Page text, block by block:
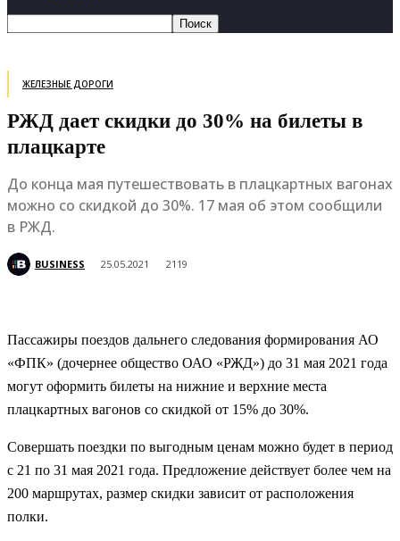
ЖЕЛЕЗНЫЕ ДОРОГИ
РЖД дает скидки до 30% на билеты в
плацкарте
До конца мая путешествовать в плацкартных вагонах
можно со скидкой до 30%. 17 мая об этом сообщили
в РЖД.
BUSINESS 25.05.2021 2119
Пассажиры поездов дальнего следования формирования АО
«ФПК» (дочернее общество ОАО «РЖД») до 31 мая 2021 года
могут оформить билеты на нижние и верхние места
плацкартных вагонов со скидкой от 15% до 30%.
Совершать поездки по выгодным ценам можно будет в период
с 21 по 31 мая 2021 года. Предложение действует более чем на
200 маршрутах, размер скидки зависит от расположения
полки.